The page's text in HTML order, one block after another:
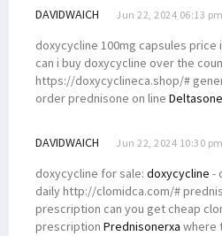
DAVIDWAICH Jun 22, 2024 06:13 pm
doxycycline 100mg capsules price
can i buy doxycycline over the
https://doxycyclineca.shop/#
order prednisone on line Deltasone
DAVIDWAICH Jun 22, 2024 10:30 pm
doxycycline for sale: doxycycline -
daily http://clomidca.com/#
prescription can you get cheap
prescription Prednisonerxa where